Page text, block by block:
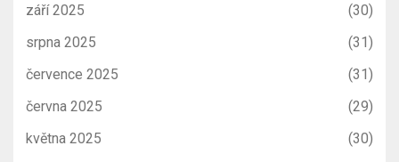
září 2025
(30)
srpna 2025
(31)
července 2025
(31)
června 2025
(29)
května 2025
(30)